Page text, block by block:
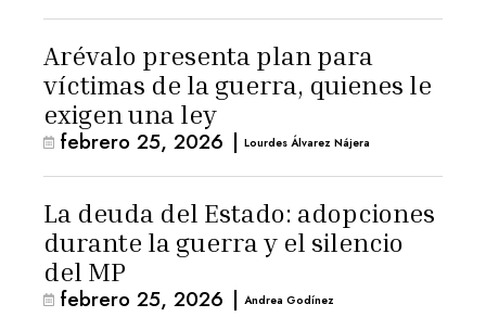
Arévalo presenta plan para
víctimas de la guerra, quienes le
exigen una ley
febrero 25, 2026 | Lourdes Álvarez Nájera
La deuda del Estado: adopciones
durante la guerra y el silencio
del MP
febrero 25, 2026 | Andrea Godínez